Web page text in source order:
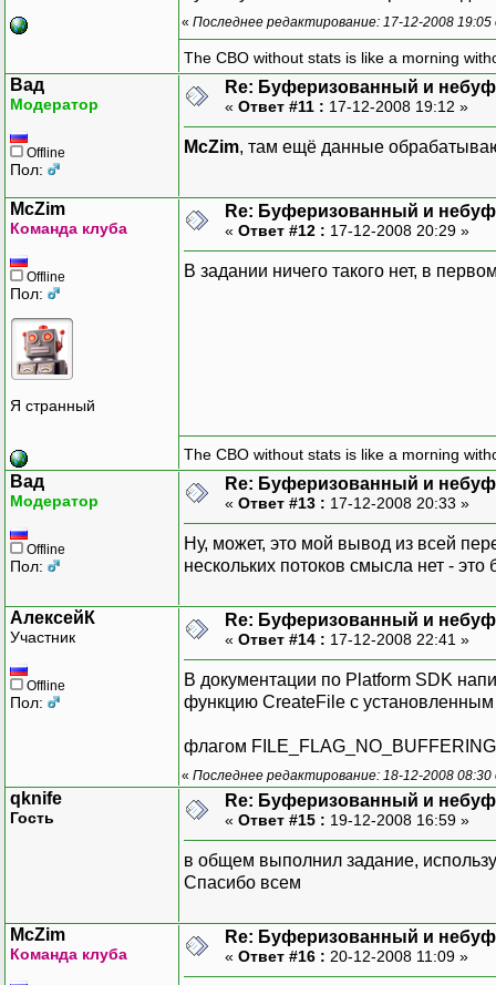
« Последнее редактирование: 17-12-2008 19:05
The CBO without stats is like a morning
Вад
Модератор
Offline
Пол:
Re: Буферизованный и
« Ответ #11 : 17-12-2008 19:12 »
McZim, там ещё данные
McZim
Команда клуба
Offline
Пол:
Я странный
Re: Буферизованный и
« Ответ #12 : 17-12-2008 20:29 »
В задании ничего такого нет, в
The CBO without stats is like a morning
Вад
Модератор
Offline
Пол:
Re: Буферизованный и
« Ответ #13 : 17-12-2008 20:33 »
Ну, может, это мой вывод из всей
нескольких потоков смысла нет - это
АлексейК
Участник
Offline
Пол:
Re: Буферизованный и
« Ответ #14 : 17-12-2008 22:41 »
В документации по Platform SDK
функцию CreateFile с установленным
флагом
« Последнее редактирование: 18-12-2008
qknife
Гость
Re: Буферизованный и
« Ответ #15 : 19-12-2008 16:59 »
в общем выполнил задание,
Спасибо всем
McZim
Команда клуба
Re: Буферизованный и
« Ответ #16 : 20-12-2008 11:09 »